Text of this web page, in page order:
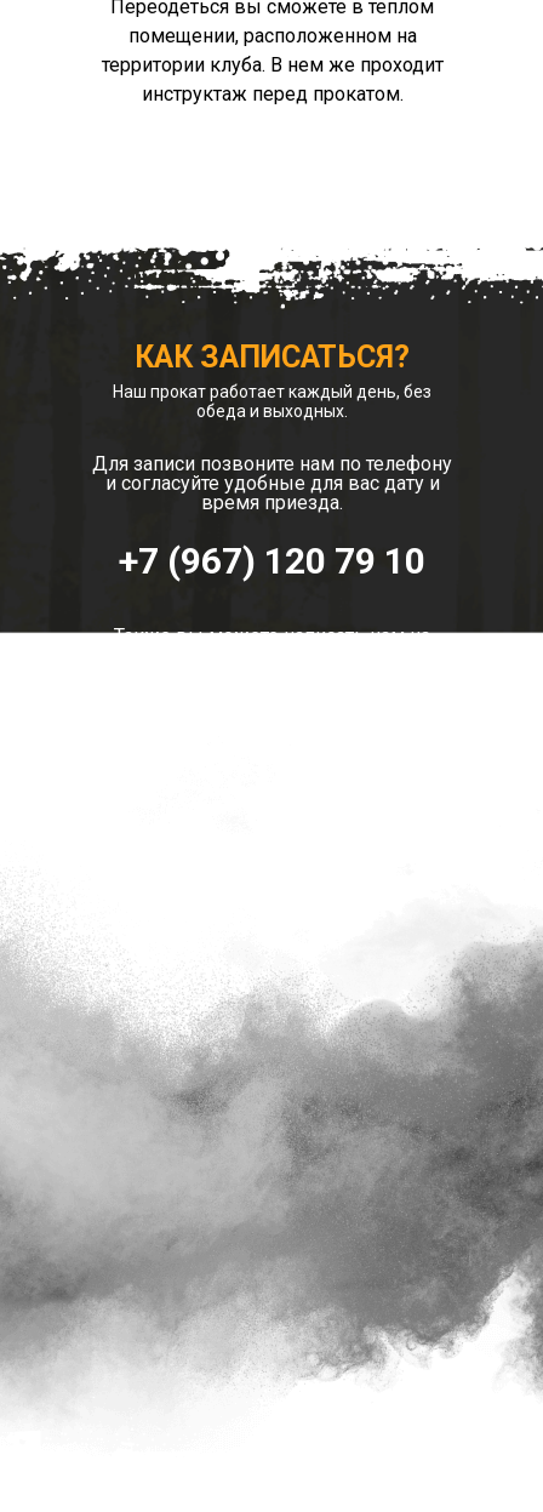
Переодеться вы сможете в теплом
помещении, расположенном на
территории клуба. В нем же проходит
инструктаж перед прокатом.
КАК ЗАПИСАТЬСЯ?
Наш прокат работает каждый день, без
обеда и выходных.
Для записи позвоните нам по телефону
и согласуйте удобные для вас дату и
время приезда.
+7 (967) 120 79 10
Также вы можете написать нам на